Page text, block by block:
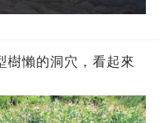
樹懶的洞穴，看起來